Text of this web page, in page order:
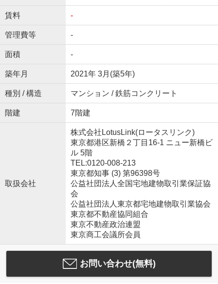
賃料 -
管理費等 -
面積 -
築年月 2021年 3月(築5年)
種別 / 構造 マンション / 鉄筋コンクリート
階建 7階建
取扱会社
株式会社LotusLink(ロータスリンク)
東京都港区新橋２丁目16-1 ニュー新橋ビ
ル 5階
TEL:0120-008-213
東京都知事 (3) 第96398号
公益社団法人全国宅地建物取引業保証協
会
公益社団法人東京都宅地建物取引業協会
東京都不動産協同組合
東京不動産政治連盟
東京商工会議所会員
お問い合わせ(無料)